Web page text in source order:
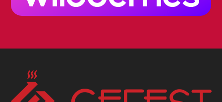
прекрасно впишется в любой
интерьер, добавив нотку
Благодаря кремовому цвету и ретро
К64 будет смотреться гармонично в
любой обстановке, будь то